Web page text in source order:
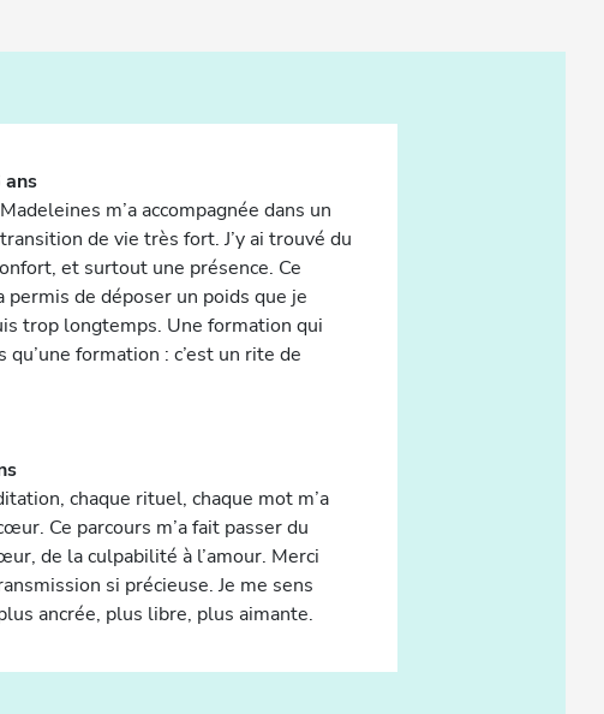
m’a accompagnée dans un
de vie très fort. J’y ai trouvé du
et surtout une présence. Ce
permis de déposer un poids que je
trop longtemps. Une formation qui
qu’une formation : c’est un rite de
chaque rituel, chaque mot m’a
Ce parcours m’a fait passer du
de la culpabilité à l’amour. Merci
si précieuse. Je me sens
ancrée, plus libre, plus aimante.